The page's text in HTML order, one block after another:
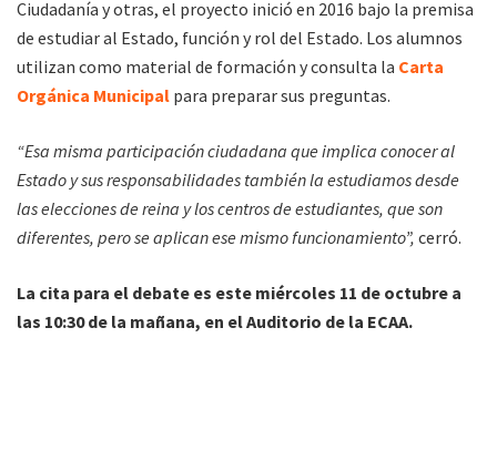
Ciudadanía y otras, el proyecto inició en 2016 bajo la premisa
de estudiar al Estado, función y rol del Estado. Los alumnos
utilizan como material de formación y consulta la Carta
Orgánica Municipal para preparar sus preguntas.
“Esa misma participación ciudadana que implica conocer al
Estado y sus responsabilidades también la estudiamos desde
las elecciones de reina y los centros de estudiantes, que son
diferentes, pero se aplican ese mismo funcionamiento”, cerró.
La cita para el debate es este miércoles 11 de octubre a
las 10:30 de la mañana, en el Auditorio de la ECAA.